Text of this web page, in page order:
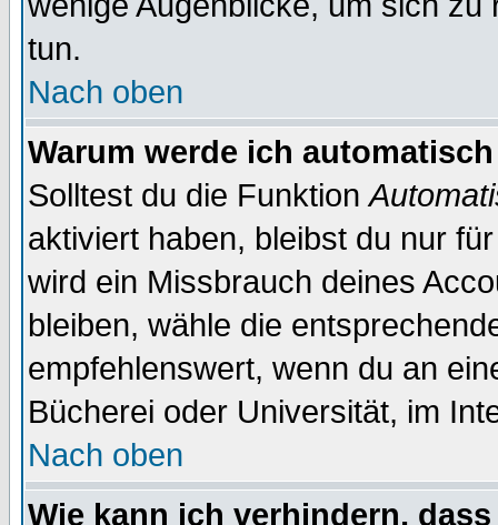
tun.
Nach oben
Warum werde ich
Solltest du die Funktion
aktiviert haben, bleibst du nur
wird ein Missbrauch deines
bleiben, wähle die
empfehlenswert, wenn du an
Bücherei oder Universität, im
Nach oben
Wie kann ich verhindern,